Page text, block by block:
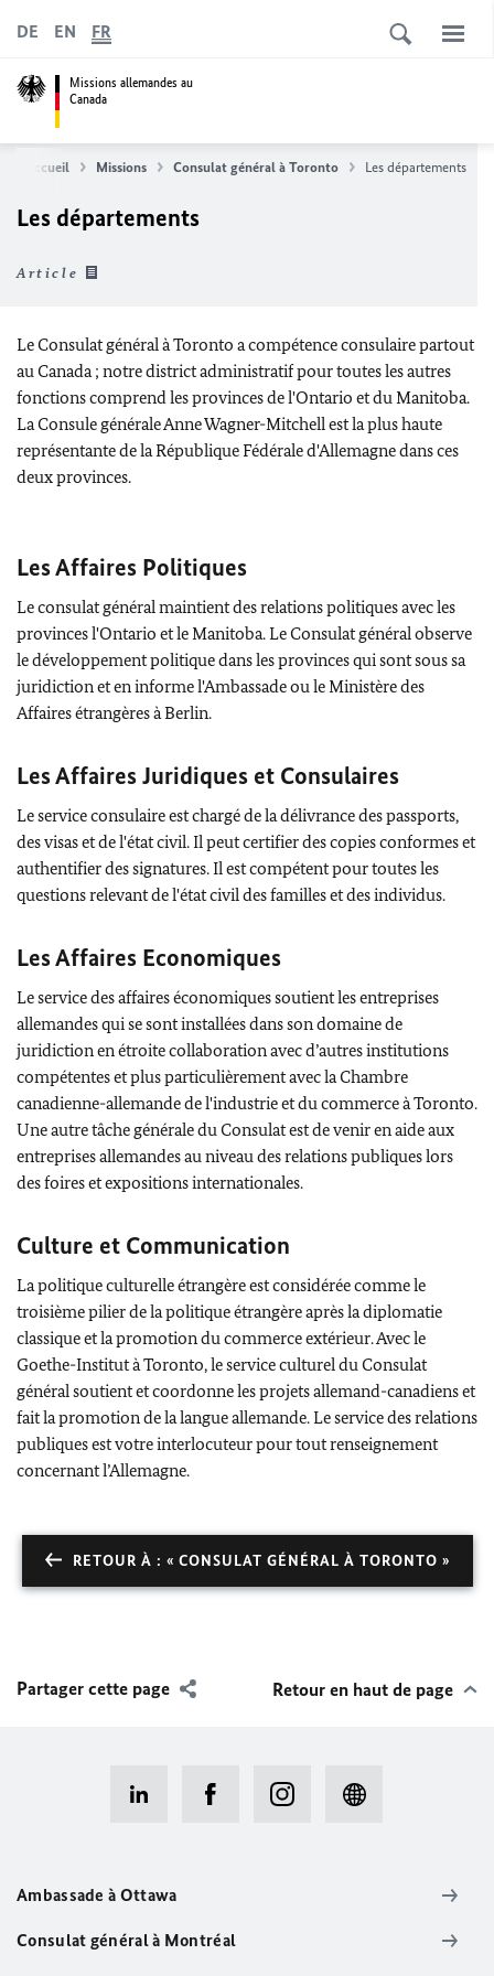
Missions allemandes au
Canada
DE EN FR
d'accueil Missions Consulat général à Toronto Les départements
Les départements
Article
Le Consulat général à Toronto a compétence consulaire partout
au Canada ; notre district administratif pour toutes les autres
fonctions comprend les provinces de l'Ontario et du Manitoba.
La Consule générale Anne Wagner-Mitchell est la plus haute
représentante de la République Fédérale d'Allemagne dans ces
deux provinces.
Les Affaires Politiques
Le consulat général maintient des relations politiques avec les
provinces l'Ontario et le Manitoba. Le Consulat général observe
le développement politique dans les provinces qui sont sous sa
juridiction et en informe l'Ambassade ou le Ministère des
Affaires étrangères à Berlin.
Les Affaires Juridiques et Consulaires
Le service consulaire est chargé de la délivrance des passports,
des visas et de l'état civil. Il peut certifier des copies conformes et
authentifier des signatures. Il est compétent pour toutes les
questions relevant de l'état civil des familles et des individus.
Les Affaires Economiques
Le service des affaires économiques soutient les entreprises
allemandes qui se sont installées dans son domaine de
juridiction en étroite collaboration avec d’autres institutions
compétentes et plus particulièrement avec la Chambre
canadienne-allemande de l'industrie et du commerce à Toronto.
Une autre tâche générale du Consulat est de venir en aide aux
entreprises allemandes au niveau des relations publiques lors
des foires et expositions internationales.
Culture et Communication
La politique culturelle étrangère est considérée comme le
troisième pilier de la politique étrangère après la diplomatie
classique et la promotion du commerce extérieur. Avec le
Goethe-Institut à Toronto, le service culturel du Consulat
général soutient et coordonne les projets allemand-canadiens et
fait la promotion de la langue allemande. Le service des relations
publiques est votre interlocuteur pour tout renseignement
concernant l’Allemagne.
RETOUR À : « CONSULAT GÉNÉRAL À TORONTO »
Partager cette page Retour en haut de page
Ambassade à Ottawa
Consulat général à Montréal